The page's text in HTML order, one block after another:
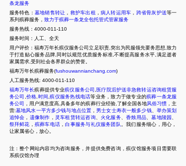
条龙服务
服务特色： 墓地销售转让 ， 救护车出租 ， 病人转运用车 ， 跨省骨灰护送等一
系列殡葬服务， 致力于殡葬一条龙全包托管式管家服务
服务热线：4000-011-110
服务时间：人工、全天
用户评价：福寿万年长殡仪服务公司立足职责,突出为民服领先要务思想,致力
于打造贴心服务品牌,同时以规范优质服务标准,不断提高服务水平,满足逝者
家属需求,受到社会各界群众的赞誉。
福寿万年长殡葬服务(fushouwannianchang.com)
人工服务热线: 4000-011-110
福寿万年长殡葬提供专业殡仪服务公司 医疗院后护送非急救转运咨询租赁服
务公司 价格 时间 殡仪服务热线电话等业务，致力于做专业的殡葬一条龙服
务公司
，用户满意度高,具备多年的殡葬行业经验,了解全国各地风俗习惯 ，主
营:墓地风水一平方多少钱与地点位置 ， 男士女士寿衣一般多少钱、 举办策划
追悼会 ， 遗像制作 ， 灵车租赁转运咨询、 火化服务、香烛用品 、墓地陵园
祭拜鲜花 ， 殡葬车电话 ，白事服务与礼仪服务团队
。我们服务细心，用心，
让家属省心，放心。
注：整个网站内容均为咨询服务，并提供免费咨询，殡仪馆服务项目需要联
系殡仪馆办理